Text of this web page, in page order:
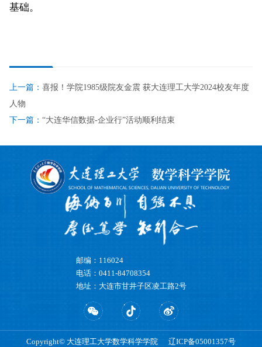
基础。
上一篇： 喜报！学院1985级院友金震 获大连理工大学2024校友年度
人物
下一篇： “大连华信数据-企业行”活动顺利结束
邮编：116024
电话：0411-84708354
地址：大连市甘井子区凌工路2号
Copyright© 大连理工大学数学科学学院 辽ICP备05001357号